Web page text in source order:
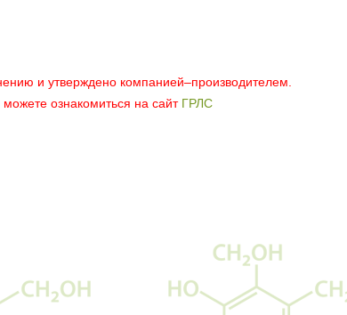
и утверждено компанией–производителем.
ознакомиться на сайт ГРЛС